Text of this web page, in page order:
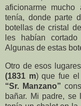
aficionarme
tenía, donde parte
botellas de cristal
les habían
Algunas de estas
Otro de esos
(1831 m) que fue el
“Sr. Manzano”
bañar. Mi padre,